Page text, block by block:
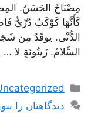
مِصْبَاحٌ الحَسَنُ.
كَأَنَّهَا كَوْكَبٌ دُرِّىٌّ
الدُّنْى. يوقَدُ مِن
السَّلامُ. زَيتُونَةٍ لا …
دسته‌ها
دیدگاهتان را